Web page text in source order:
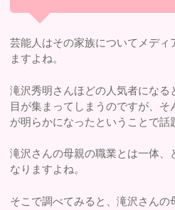
芸能人はその家族についてメディ
ますよね。
滝沢秀明さんほどの人気者になる
目が集まってしまうのですが、
が明らかになったということで話
滝沢さんの母親の職業とは一体、
なりますよね。
そこで調べてみると、滝沢さんの